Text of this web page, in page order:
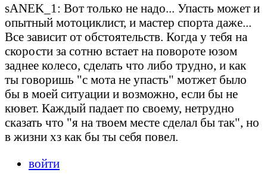
sANEK_1: Вот только не надо... Упасть может и
опытный мотоциклист, и мастер спорта даже...
Все зависит от обстоятельств. Когда у тебя на
скорости за сотню встает на повороте юзом
заднее колесо, сделать что либо трудно, и как
ты говоришь "с мота не упасть" мотжет было
бы в моей ситуации и возможно, если бы не
кювет. Каждый падает по своему, нетрудно
сказать что "я на твоем месте сделал бы так", но
в жизни хз как бы ты себя повел.
войти